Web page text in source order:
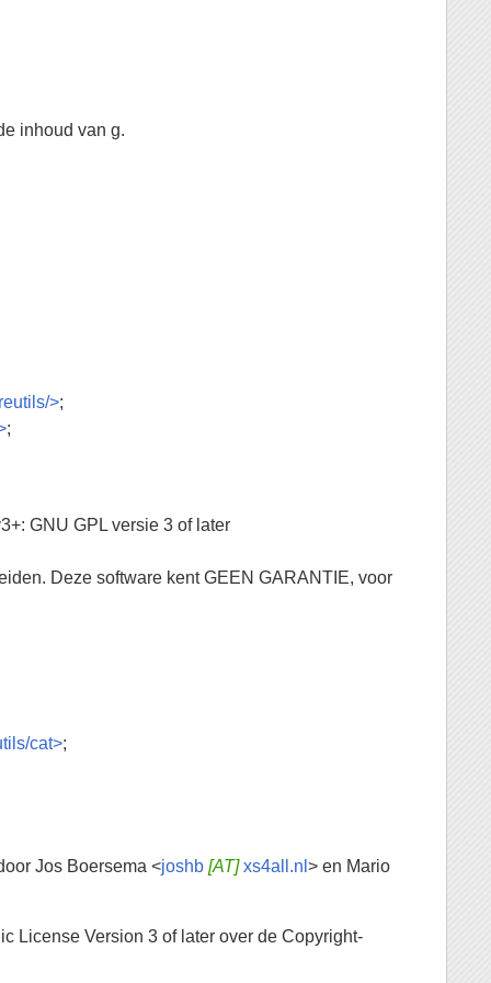
inhoud van g.
>;
;
GNU GPL versie 3 of later
Deze software kent GEEN GARANTIE, voor
cat>;
Jos Boersema <joshb[AT]xs4all.nl> en Mario
License Version 3 of later over de Copyright-